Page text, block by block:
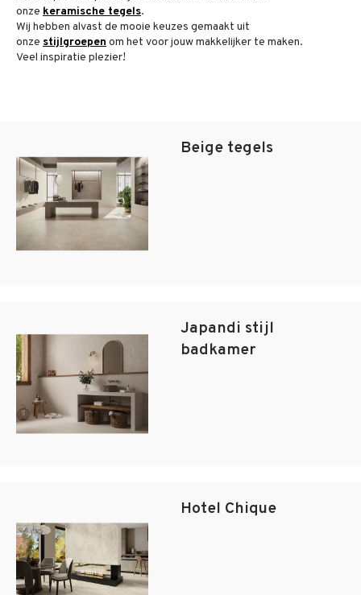
onze keramische tegels.
Wij hebben alvast de mooie keuzes gemaakt uit
onze stijlgroepen om het voor jouw makkelijker te maken.
Veel inspiratie plezier!
Beige tegels
Japandi stijl
badkamer
Hotel Chique